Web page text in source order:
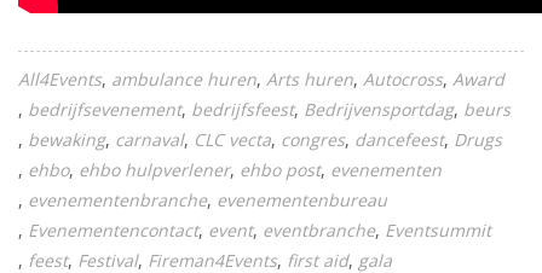
All4Events ambulance huren Arts huren Autocross Award
bedrijfsevenement bedrijfsfeest Bedrijvensportdag beurs
bewaking carnaval CLC vecta congres dancefeest Drugs
ehbo ehbo hulpverlener ehbo post evenementen
evenementenbranche evenementenbureau
Evenementencontact event eventbranche Eventsummit
feest Festival Fireman4Events first aid gala